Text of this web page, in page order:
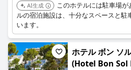
AI生成
このホテルには駐車場
ルの宿泊施設は、十分なスペースと駐
います。
ホテル ボン ソ
(Hotel Bon Sol